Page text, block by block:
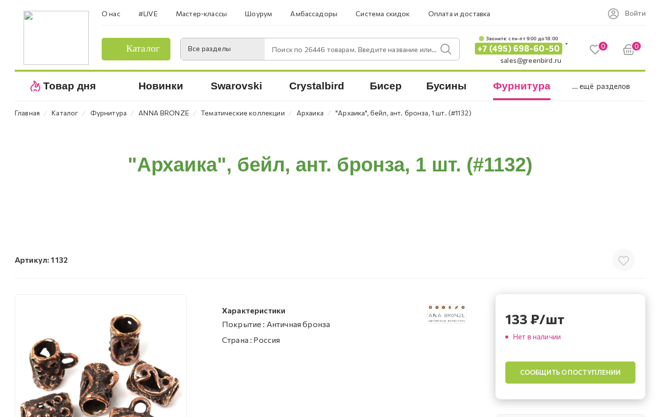
О нас #LIVE Мастер-классы Шоурум Амбассадоры Система скидок Оплата и доставка Войти
Каталог Все разделы Поиск по 26446 товарам. Введите название или артикул.
Звоните: c пн-пт 9:00 до 18:00
+7 (495) 698-60-50
sales@greenbird.ru
0 0
Товар дня Новинки Swarovski Crystalbird Бисер Бусины Фурнитура ... ещё разделов
Главная ⁄ Каталог ⁄ Фурнитура ⁄ ANNA BRONZE ⁄ Тематические коллекции ⁄ Архаика ⁄ "Архаика", бейл, ант. бронза, 1 шт. (#1132)
"Архаика", бейл, ант. бронза, 1 шт. (#1132)
Артикул: 1132
Характеристики
Покрытие : Античная бронза
Страна : Россия
133 ₽/шт
Нет в наличии
СООБЩИТЬ О ПОСТУПЛЕНИИ